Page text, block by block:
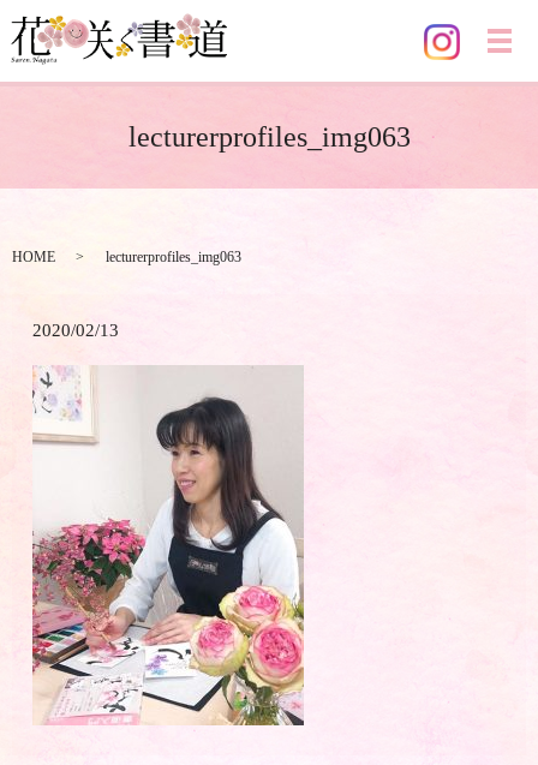
メ
lecturerprofiles_img063
HOME lecturerprofiles_img063
2020/02/13